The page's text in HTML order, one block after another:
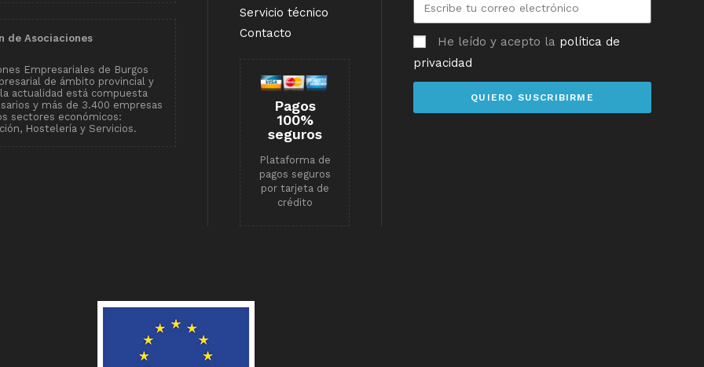
de Asociaciones
Empresariales de Burgos
de ámbito provincial y
actualidad está compuesta
y más de 3.400 empresas
sectores económicos:
Hostelería y Servicios.
Servicio técnico
Contacto
Pagos
100%
seguros
Plataforma de
pagos seguros
por tarjeta de
crédito
He leído y acepto la política de
privacidad
QUIERO SUSCRIBIRME